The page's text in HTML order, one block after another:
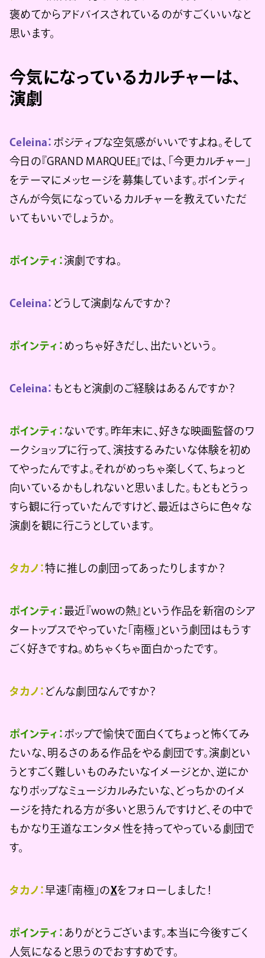
褒めてからアドバイスされているのがすごくいいなと
思います。
今気になっているカルチャーは、
演劇
Celeina： ポジティブな空気感がいいですよね。そして
今日の『GRAND MARQUEE』では、「今更カルチャー」
をテーマにメッセージを募集しています。ポインティ
さんが今気になっているカルチャーを教えていただ
いてもいいでしょうか。
ポインティ：演劇ですね。
Celeina： どうして演劇なんですか？
ポインティ： めっちゃ好きだし、出たいという。
Celeina： もともと演劇のご経験はあるんですか？
ポインティ： ないです。昨年末に、好きな映画監督のワ
ークショップに行って、演技するみたいな体験を初め
てやったんですよ。それがめっちゃ楽しくて、ちょっと
向いているかもしれないと思いました。もともとうっ
すら観に行っていたんですけど、最近はさらに色々な
演劇を観に行こうとしています。
タカノ：特に推しの劇団ってあったりしますか？
ポインティ：最近『wowの熱』という作品を新宿のシア
タートップスでやっていた「南極」という劇団はもうす
ごく好きですね。めちゃくちゃ面白かったです。
タカノ： どんな劇団なんですか？
ポインティ： ポップで愉快で面白くてちょっと怖くてみ
たいな、明るさのある作品をやる劇団です。演劇とい
うとすごく難しいものみたいなイメージとか、逆にか
なりポップなミュージカルみたいな、どっちかのイメ
ージを持たれる方が多いと思うんですけど、その中で
もかなり王道なエンタメ性を持ってやっている劇団で
す。
タカノ：早速「南極」のXをフォローしました！
ポインティ： ありがとうございます。本当に今後すごく
人気になると思うのでおすすめです。